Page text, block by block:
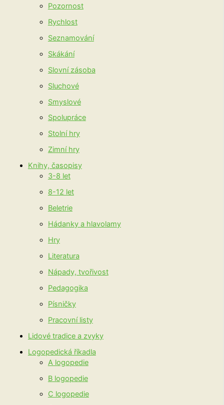
Pozornost
Rychlost
Seznamování
Skákání
Slovní zásoba
Sluchové
Smyslové
Spolupráce
Stolní hry
Zimní hry
Knihy, časopisy
3-8 let
8-12 let
Beletrie
Hádanky a hlavolamy
Hry
Literatura
Nápady, tvořivost
Pedagogika
Písničky
Pracovní listy
Lidové tradice a zvyky
Logopedická říkadla
A logopedie
B logopedie
C logopedie